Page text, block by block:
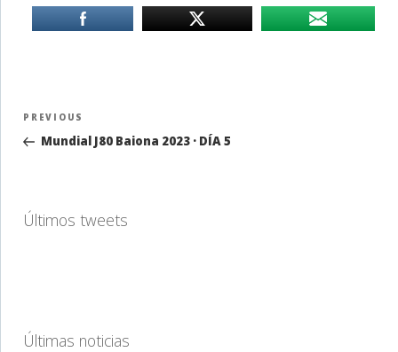
Navegación
entradas
Previous
Post
PREVIOUS
Mundial J80 Baiona 2023 · DÍA 5
Últimos tweets
Últimas noticias